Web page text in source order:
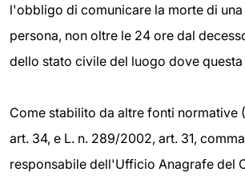
l'obbligo di comunicare la morte di
persona, non oltre le 24 ore dal
dello stato civile del luogo dove questa
Come stabilito da altre fonti normative
art. 34, e L. n. 289/2002, art. 31,
responsabile dell'Ufficio Anagrafe del